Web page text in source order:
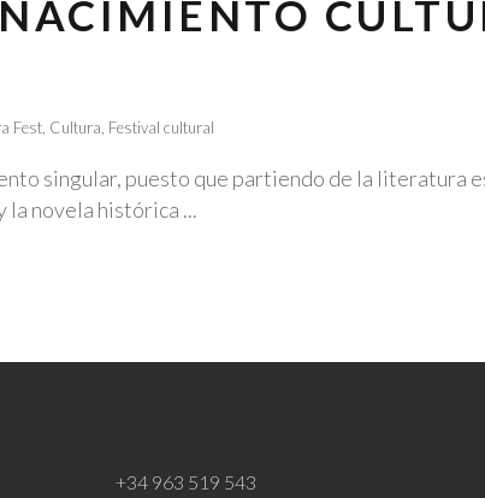
Fest Cultura Festival cultural
singular, puesto que partiendo de la literatura
la novela histórica
+34 963 519 543